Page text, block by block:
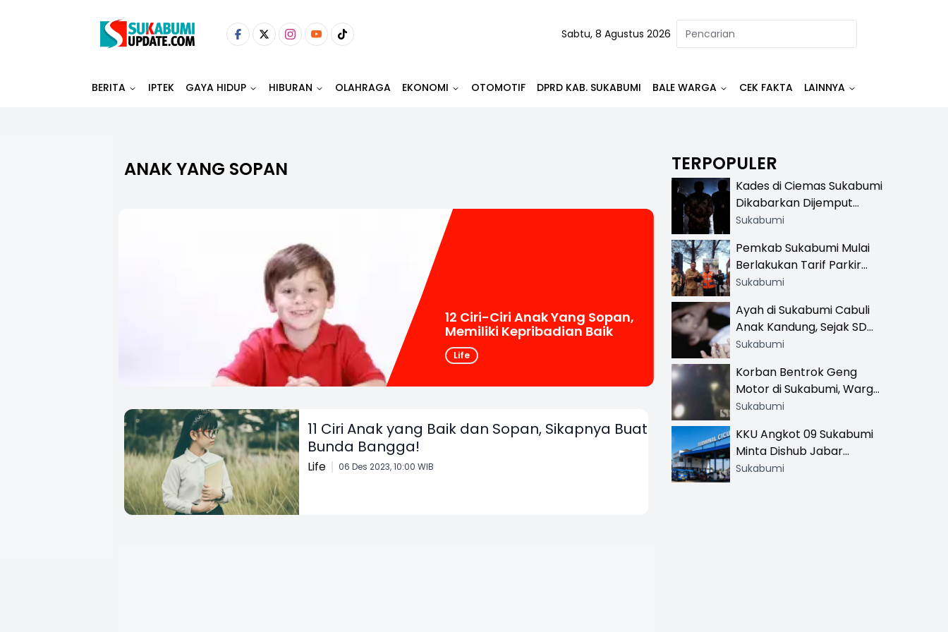
Sabtu, 8 Agustus 2026
BERITA IPTEK GAYA HIDUP HIBURAN OLAHRAGA EKONOMI OTOMOTIF DPRD KAB. SUKABUMI BALE WARGA CEK FAKTA LAINNYA
ANAK YANG SOPAN
12 Ciri-Ciri Anak Yang Sopan,
Memiliki Kepribadian Baik
Life
11 Ciri Anak yang Baik dan Sopan, Sikapnya Buat
Bunda Bangga!
Life 06 Des 2023, 10:00 WIB
TERPOPULER
Kades di Ciemas Sukabumi
Dikabarkan Dijemput
Satnarkoba, Polisi
Sukabumi
Pemkab Sukabumi Mulai
Berlakukan Tarif Parkir
Resmi di 13 Lokasi Wisata,
Khusus
Sukabumi
Ayah di Sukabumi Cabuli
Anak Kandung, Sejak SD
Hingga SMA
Sukabumi
Korban Bentrok Geng
Motor di Sukabumi, Warga
dan Sopir Tangki
Sukabumi
KKU Angkot 09 Sukabumi
Minta Dishub Jabar
Tertibkan Trayek Ciawi-
Sukabumi